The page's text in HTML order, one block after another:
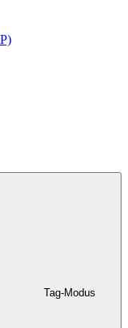
Tag-Modus